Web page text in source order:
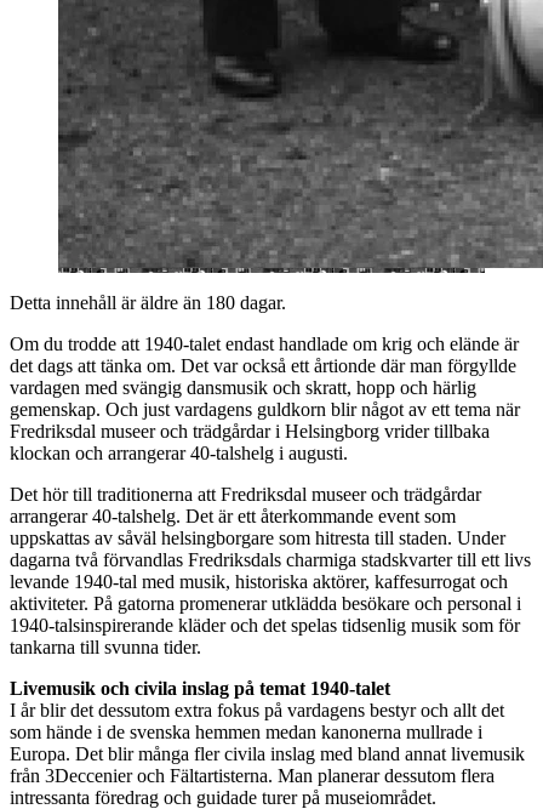
Detta innehåll är äldre än 180 dagar.
Om du trodde att 1940-talet endast handlade om krig och elände är
det dags att tänka om. Det var också ett årtionde där man förgyllde
vardagen med svängig dansmusik och skratt, hopp och härlig
gemenskap. Och just vardagens guldkorn blir något av ett tema när
Fredriksdal museer och trädgårdar i Helsingborg vrider tillbaka
klockan och arrangerar 40-talshelg i augusti.
Det hör till traditionerna att Fredriksdal museer och trädgårdar
arrangerar 40-talshelg. Det är ett återkommande event som
uppskattas av såväl helsingborgare som hitresta till staden. Under
dagarna två förvandlas Fredriksdals charmiga stadskvarter till ett livs
levande 1940-tal med musik, historiska aktörer, kaffesurrogat och
aktiviteter. På gatorna promenerar utklädda besökare och personal i
1940-talsinspirerande kläder och det spelas tidsenlig musik som för
tankarna till svunna tider.
Livemusik och civila inslag på temat 1940-talet
I år blir det dessutom extra fokus på vardagens bestyr och allt det
som hände i de svenska hemmen medan kanonerna mullrade i
Europa. Det blir många fler civila inslag med bland annat livemusik
från 3Deccenier och Fältartisterna. Man planerar dessutom flera
intressanta föredrag och guidade turer på museiområdet.